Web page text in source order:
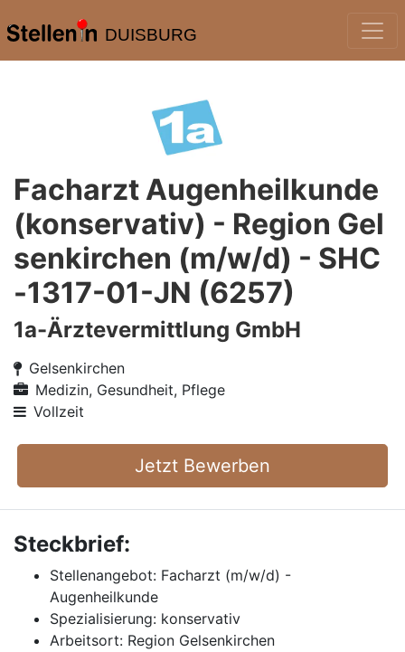
DUISBURG
Facharzt Augenheilkunde
(konservativ) - Region Gel
senkirchen (m/w/d) - SHC
-1317-01-JN (6257)
1a-Ärztevermittlung GmbH
Gelsenkirchen
Medizin, Gesundheit, Pflege
Vollzeit
Jetzt Bewerben
Steckbrief:
Stellenangebot: Facharzt (m/w/d) -
Augenheilkunde
Spezialisierung: konservativ
Arbeitsort: Region Gelsenkirchen